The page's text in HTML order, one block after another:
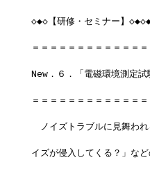
◇◆◇【研修・セミナー】
＝＝＝＝＝＝＝＝＝＝＝＝
New．６．「電磁環境測定
＝＝＝＝＝＝＝＝＝＝＝＝
ノイズトラブルに見舞わ
イズが侵入してくる？」な